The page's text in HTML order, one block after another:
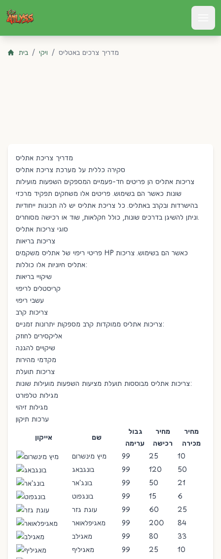
Atlyss
בית / ויקי / מדריך צרכים באטליס
מדריך צריכת אתליס
סקירה כללית על מערכת צריכת אתליס
צריכות אתליס הן פריטים חד-פעמיים המספקים השפעות מועילות
שונות כאשר הם בשימוש. פריטים אלו משחקים תפקיד מרכזי
בהישרדות ובקרב באתליס. כל צריכת אתליס יש לה תכונות ייחודיות
וניתן להשיגן בדרכים שונות, כולל חקלאות, שוד או רכישה מסוחרים.
סוגי צריכות אתליס
צריכות בריאות
פריטי ריפוי של אתליס משקמים HP כאשר הם בשימוש. צריכות
אתליס חיוניות אלו כוללות:
שיקויי בריאות
קריסטלים לריפוי
עשבי ריפוי
צריכות קרב
צריכות אתליס ממוקדות קרב מספקות יתרונות זמניים:
אליקסירים לחוזק
שיקויים להגנה
מקדמי מהירות
צריכות תועלת
צריכות אתליס מבוססות תועלת מציעות השפעות מועילות שונות:
מגילות טלפורט
מגילות זיהוי
ערכות תיקון
אייקון
שם
גבול
ערימה
מחיר
רכישה
מחיר
מכירה
מיץ מינשרום
99 25
10
בונגבאג
99 120
50
בונג'אר
99 50
21
בונגפוט
99 15
6
עוגת גזר
99 60
25
מאגיפלאואר
99 200
84
מאגילב
99 80
33
מאגיליף
99 25
10